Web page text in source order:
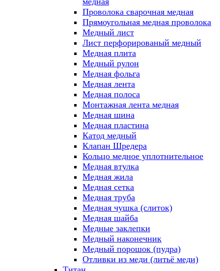
Проволока сварочная медная
Прямоугольная медная проволока
Медный лист
Лист перфорированый медный
Медная плита
Медный рулон
Медная фольга
Медная лента
Медная полоса
Монтажная лента медная
Медная шина
Медная пластина
Катод медный
Клапан Шредера
Кольцо медное уплотнительное
Медная втулка
Медная жила
Медная сетка
Медная труба
Медная чушка (слиток)
Медная шайба
Медные заклепки
Медный наконечник
Медный порошок (пудра)
Отливки из меди (литьё меди)